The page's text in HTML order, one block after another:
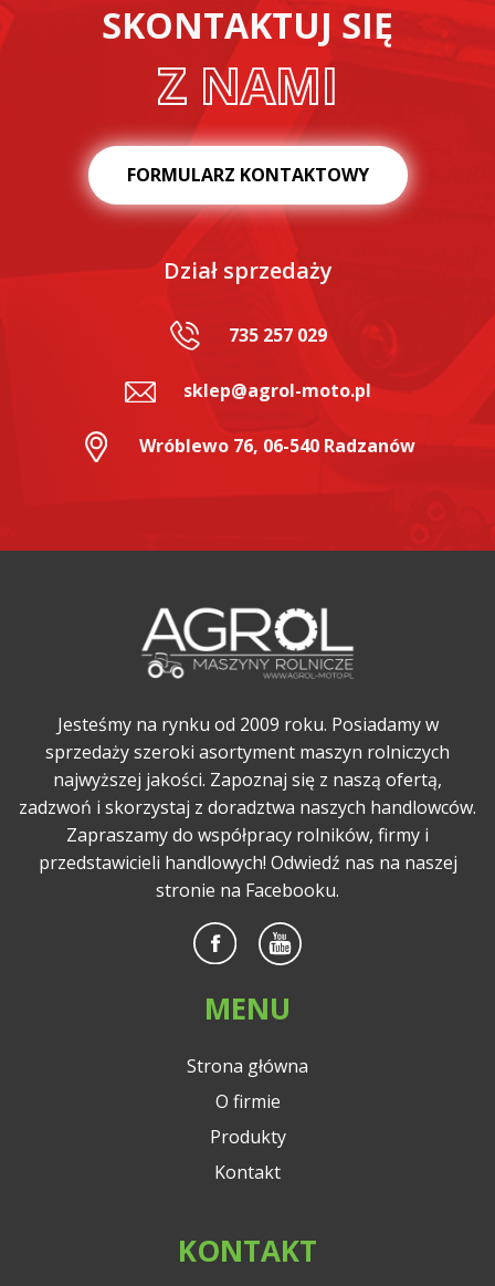
SKONTAKTUJ SIĘ
Z NAMI
FORMULARZ KONTAKTOWY
Dział sprzedaży
735 257 029
sklep@agrol-moto.pl
Wróblewo 76, 06-540 Radzanów
Jesteśmy na rynku od 2009 roku. Posiadamy w
sprzedaży szeroki asortyment maszyn rolniczych
najwyższej jakości. Zapoznaj się z naszą ofertą,
zadzwoń i skorzystaj z doradztwa naszych handlowców.
Zapraszamy do współpracy rolników, firmy i
przedstawicieli handlowych! Odwiedź nas na naszej
stronie na Facebooku.
MENU
Strona główna
O firmie
Produkty
Kontakt
KONTAKT